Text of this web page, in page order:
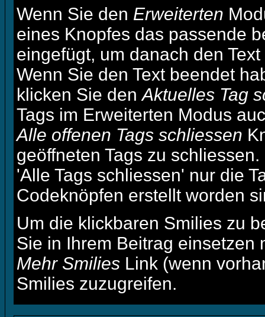
Wenn Sie den Erweiterten
eines Knopfes das passende
eingefügt, um danach den
Wenn Sie den Text beendet
klicken Sie denAktuelles Tag
Tags im Erweiterten Modus
Alle offenen Tags schliessen
geöffneten Tags zu
'Alle Tags schliessen' nur die
Codeknöpfen erstellt worden
Um die klickbaren Smilies zu
Sie in Ihrem Beitrag einsetzen
Mehr Smilies Link (wenn
Smilies zuzugreifen.